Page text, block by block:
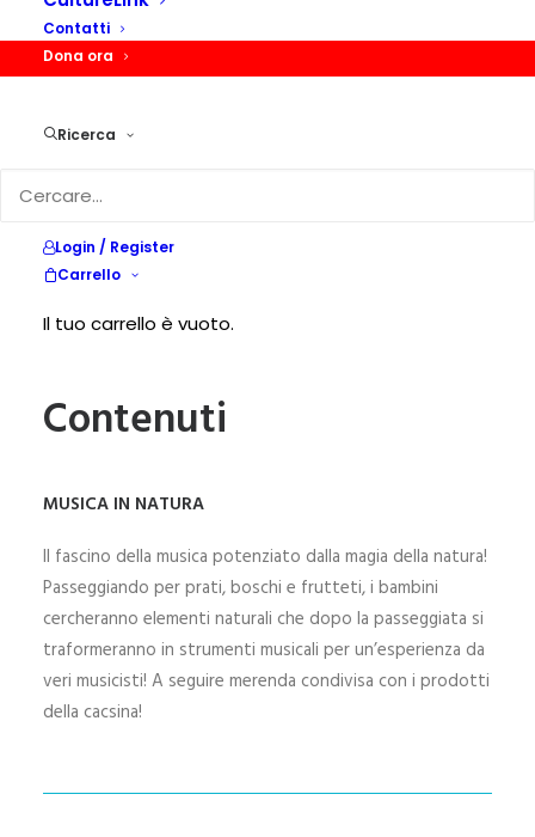
Contatti
Dona ora
Ricerca
Login / Register
Carrello
Il tuo carrello è vuoto.
Contenuti
MUSICA IN NATURA
Il fascino della musica potenziato dalla magia della natura!
Passeggiando per prati, boschi e frutteti, i bambini
cercheranno elementi naturali che dopo la passeggiata si
traformeranno in strumenti musicali per un’esperienza da
veri musicisti! A seguire merenda condivisa con i prodotti
della cacsina!